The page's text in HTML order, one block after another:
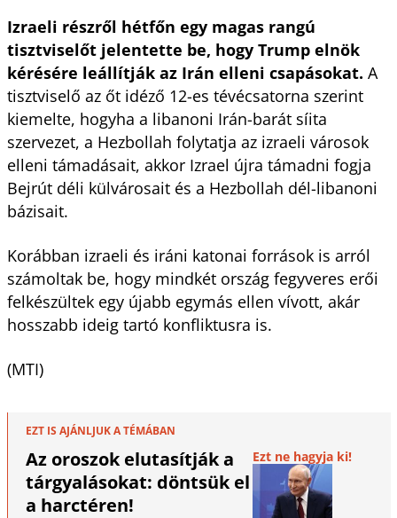
Izraeli részről hétfőn egy magas rangú
tisztviselőt jelentette be, hogy Trump elnök
kérésére leállítják az Irán elleni csapásokat. A
tisztviselő az őt idéző 12-es tévécsatorna szerint
kiemelte, hogyha a libanoni Irán-barát síita
szervezet, a Hezbollah folytatja az izraeli városok
elleni támadásait, akkor Izrael újra támadni fogja
Bejrút déli külvárosait és a Hezbollah dél-libanoni
bázisait.
Korábban izraeli és iráni katonai források is arról
számoltak be, hogy mindkét ország fegyveres erői
felkészültek egy újabb egymás ellen vívott, akár
hosszabb ideig tartó konfliktusra is.
(MTI)
EZT IS AJÁNLJUK A TÉMÁBAN
Az oroszok elutasítják a
tárgyalásokat: döntsük el
a harctéren!
Ezt ne hagyja ki!